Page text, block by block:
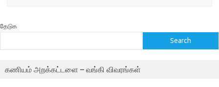
தேடுக
Search
கணியம் அறக்கட்டளை – வங்கி விவரங்கள்